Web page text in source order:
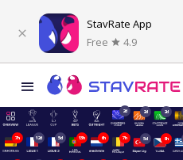
StavRate App
Free
4.9
2d 2d 2d
7h 12d 5d 13h 6h 7h 5d 9h